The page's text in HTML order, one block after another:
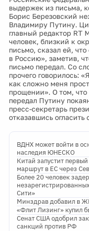
выдержек из письма,
Борис Березовский
Владимиру Путину.
главный редактор RT
человек, близкий к
письмо, сказал ей,
в Россию», заметив,
письмо передал. Со
прочего говорилось:
как сложно меня
прощении». О том, что
передал Путину
пресс-секретарь
отказавшись огласить
ВДНХ может войти в
наследия ЮНЕСКО
Китай запустит
маршрут в ЕС через
Более 20 человек
Сити»
Минздрав добавил в
«Флит Лизинг» купил
Сенат США одобрил
санкций против РФ